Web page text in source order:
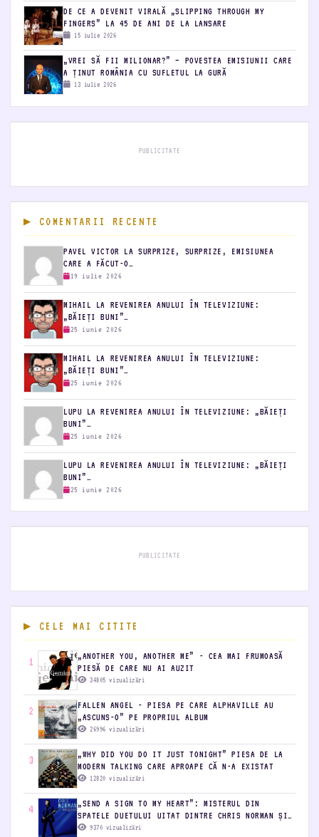
DE CE A DEVENIT VIRALĂ „SLIPPING THROUGH MY
FINGERS” LA 45 DE ANI DE LA LANSARE
15 iulie 2026
„VREI SĂ FII MILIONAR?” – POVESTEA EMISIUNII CARE
A ȚINUT ROMÂNIA CU SUFLETUL LA GURĂ
13 iulie 2026
PUBLICITATE
COMENTARII RECENTE
PAVEL VICTOR LA SURPRIZE, SURPRIZE, EMISIUNEA
CARE A FĂCUT-O…
19 iulie 2026
MIHAIL LA REVENIREA ANULUI ÎN TELEVIZIUNE:
„BĂIEȚI BUNI”…
25 iunie 2026
MIHAIL LA REVENIREA ANULUI ÎN TELEVIZIUNE:
„BĂIEȚI BUNI”…
25 iunie 2026
LUPU LA REVENIREA ANULUI ÎN TELEVIZIUNE: „BĂIEȚI
BUNI”…
25 iunie 2026
LUPU LA REVENIREA ANULUI ÎN TELEVIZIUNE: „BĂIEȚI
BUNI”…
25 iunie 2026
PUBLICITATE
CELE MAI CITITE
1
„ANOTHER YOU, ANOTHER ME” - CEA MAI FRUMOASĂ
PIESĂ DE CARE NU AI AUZIT
34805 vizualizări
2
FALLEN ANGEL - PIESA PE CARE ALPHAVILLE AU
„ASCUNS-O” PE PROPRIUL ALBUM
26996 vizualizări
3
„WHY DID YOU DO IT JUST TONIGHT” PIESA DE LA
MODERN TALKING CARE APROAPE CĂ N-A EXISTAT
12820 vizualizări
4
„SEND A SIGN TO MY HEART”: MISTERUL DIN
SPATELE DUETULUI UITAT DINTRE CHRIS NORMAN ȘI
BONNIE BIANCO
9370 vizualizări